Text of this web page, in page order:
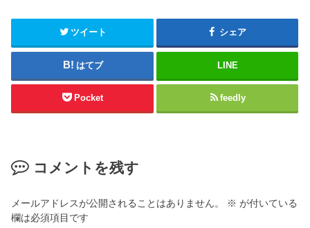
ツイート シェア
はてブ LINE
Pocket feedly
コメントを残す
メールアドレスが公開されることはありません。 ※ が付いている
欄は必須項目です